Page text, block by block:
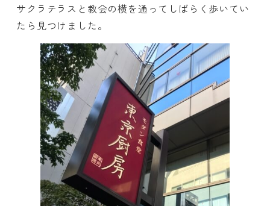
サクラテラスと教会の横を通ってしばらく歩いてい
たら見つけました。